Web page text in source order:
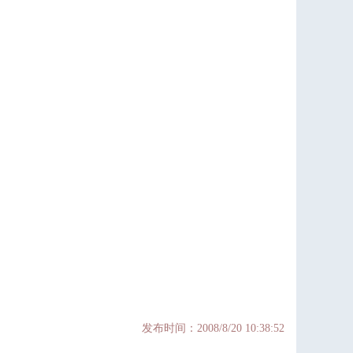
发布时间：2008/8/20 10:38:52